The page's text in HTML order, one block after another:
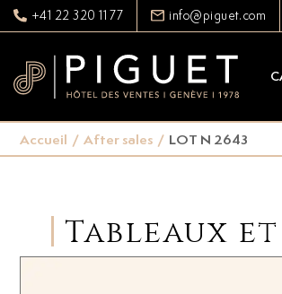
+41 22 320 11 77 info@piguet.com
Accueil / After sales / LOT N 2643
Tableaux